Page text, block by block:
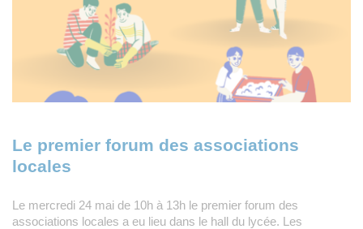
Le premier forum des associations
locales
Le mercredi 24 mai de 10h à 13h le premier forum des
associations locales a eu lieu dans le hall du lycée. Les